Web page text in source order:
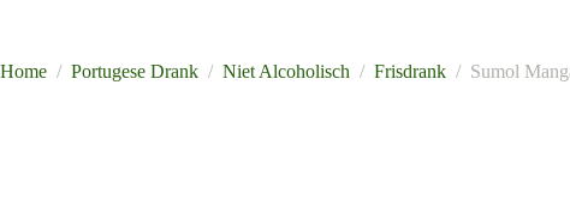
Home / Portugese Drank / Niet Alcoholisch / Frisdrank / Sumol